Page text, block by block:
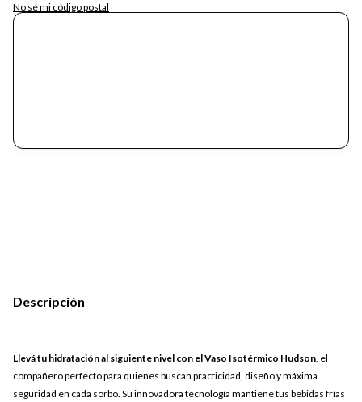
No sé mi código postal
Descripción
Llevá tu hidratación al siguiente nivel con el Vaso Isotérmico Hudson, el
compañero perfecto para quienes buscan practicidad, diseño y máxima
seguridad en cada sorbo. Su innovadora tecnología mantiene tus bebidas frías